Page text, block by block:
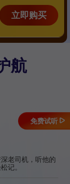
立即购买
航
老司机，听他的
记。
免费试听